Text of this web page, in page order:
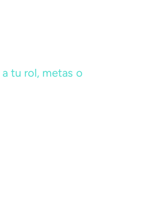
tu rol, metas o